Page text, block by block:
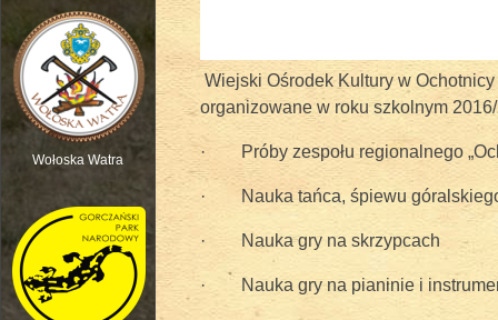
Wołoska Watra
Polana Kurnytowa - Forendówki 2018
Wiejski Ośrodek Kultury w
organizowane w roku szkolnym
· Próby zespołu regionalnego
· Nauka tańca, śpiewu
· Nauka gry na skrzypcach
· Nauka gry na pianinie i